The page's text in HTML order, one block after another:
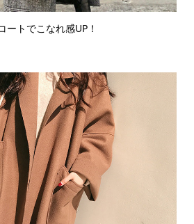
ートでこなれ感UP！